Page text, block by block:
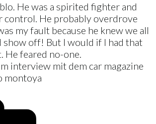
He was a spirited fighter and
control. He probably overdrove
my fault because he knew we all
show off! But I would if I had that
He feared no-one.
interview mit dem car magazine
montoya